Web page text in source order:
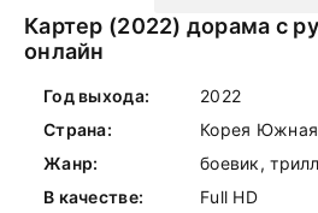
Картер (2022) дорама с
онлайн
Год выхода:
2022
Страна:
Корея Южная
Жанр:
боевик,
В качестве:
Full HD